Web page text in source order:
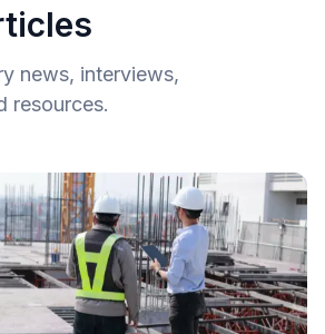
news, interviews,
resources.